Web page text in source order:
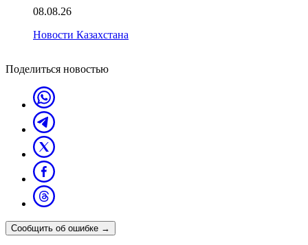
08.08.26
Новости Казахстана
Поделиться новостью
Сообщить об ошибке →